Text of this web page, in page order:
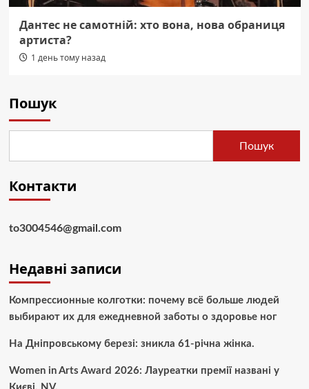
Дантес не самотній: хто вона, нова обраниця
артиста?
1 день тому назад
Пошук
Пошук
Контакти
to3004546@gmail.com
Недавні записи
Компрессионные колготки: почему всё больше людей
выбирают их для ежедневной заботы о здоровье ног
На Дніпровському березі: зникла 61-річна жінка.
Women in Arts Award 2026: Лауреатки премії названі у